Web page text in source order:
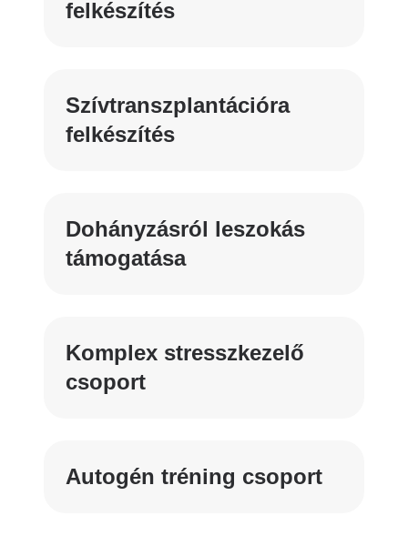
felkészítés
Szívtranszplantációra
felkészítés
Dohányzásról leszokás
támogatása
Komplex stresszkezelő
csoport
Autogén tréning csoport